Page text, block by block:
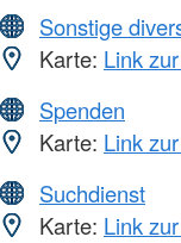
Sonstige
Karte: Link
Spenden
Karte: Link
Suchdienst
Karte: Link